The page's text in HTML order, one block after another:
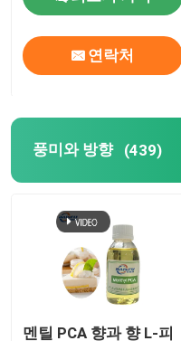
저희와 연락
뉴스
합성 향료
감열소염제
연락처
풍미와 방향 (439)
멘틸 PCA 향과 향 L-피